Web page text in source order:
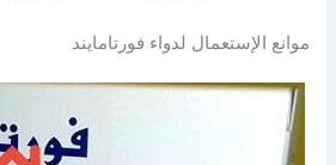
موانع الإستعمال لدواء فورتامايند